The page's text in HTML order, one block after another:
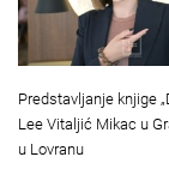
Predstavljanje knjige
Lee Vitaljić Mikac u
u Lovranu